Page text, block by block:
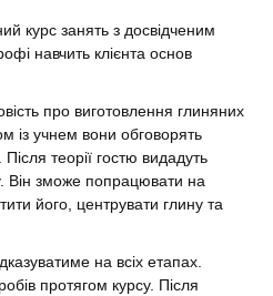
курс занять з досвідченим
навчить клієнта основ
про виготовлення глиняних
із учнем вони обговорять
теорії гостю видадуть
Він зможе попрацювати на
його, центрувати глину та
на всіх етапах.
протягом курсу. Після